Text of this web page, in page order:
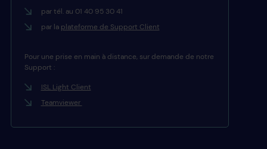
par tél. au 01 40 95 30 41
par la plateforme de Support Client
Pour une prise en main à distance, sur demande de notre
Support :
ISL Light Client
Teamviewer